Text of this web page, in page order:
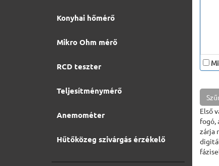
Konyhai hőmérő
Mikro Ohm mérő
RCD teszter
Teljesítménymérő
Anemométer
Hűtőközeg szivárgás érzékelő
Első
fogó,
zárja